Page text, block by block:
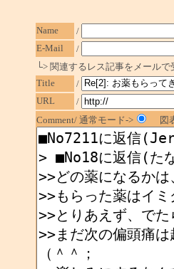
Name
/
E-Mail
/
└> 関連するレス記事をメールで
Title
/
URL
/
Comment/ 通常モード->
図